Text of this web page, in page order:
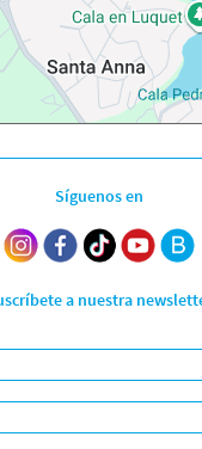
Síguenos en
a nuestra